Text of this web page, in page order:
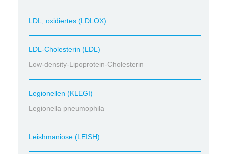
LDL, oxidiertes (LDLOX)
LDL-Cholesterin (LDL)
Low-density-Lipoprotein-Cholesterin
Legionellen (KLEGI)
Legionella pneumophila
Leishmaniose (LEISH)